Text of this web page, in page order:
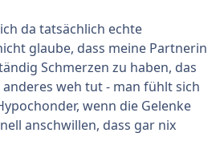
da tatsächlich echte
glaube, dass meine Partnerin
Schmerzen zu haben, das
anderes weh tut - man fühlt sich
wenn die Gelenke
anschwillen, dass gar nix